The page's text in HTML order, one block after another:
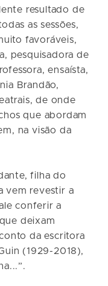
resultado de
as sessões,
favoráveis,
pesquisadora de
ensaísta,
Brandão,
de onde
que abordam
na visão da
filha do
vem revestir a
conferir a
deixam
da escritora
(1929-2018),